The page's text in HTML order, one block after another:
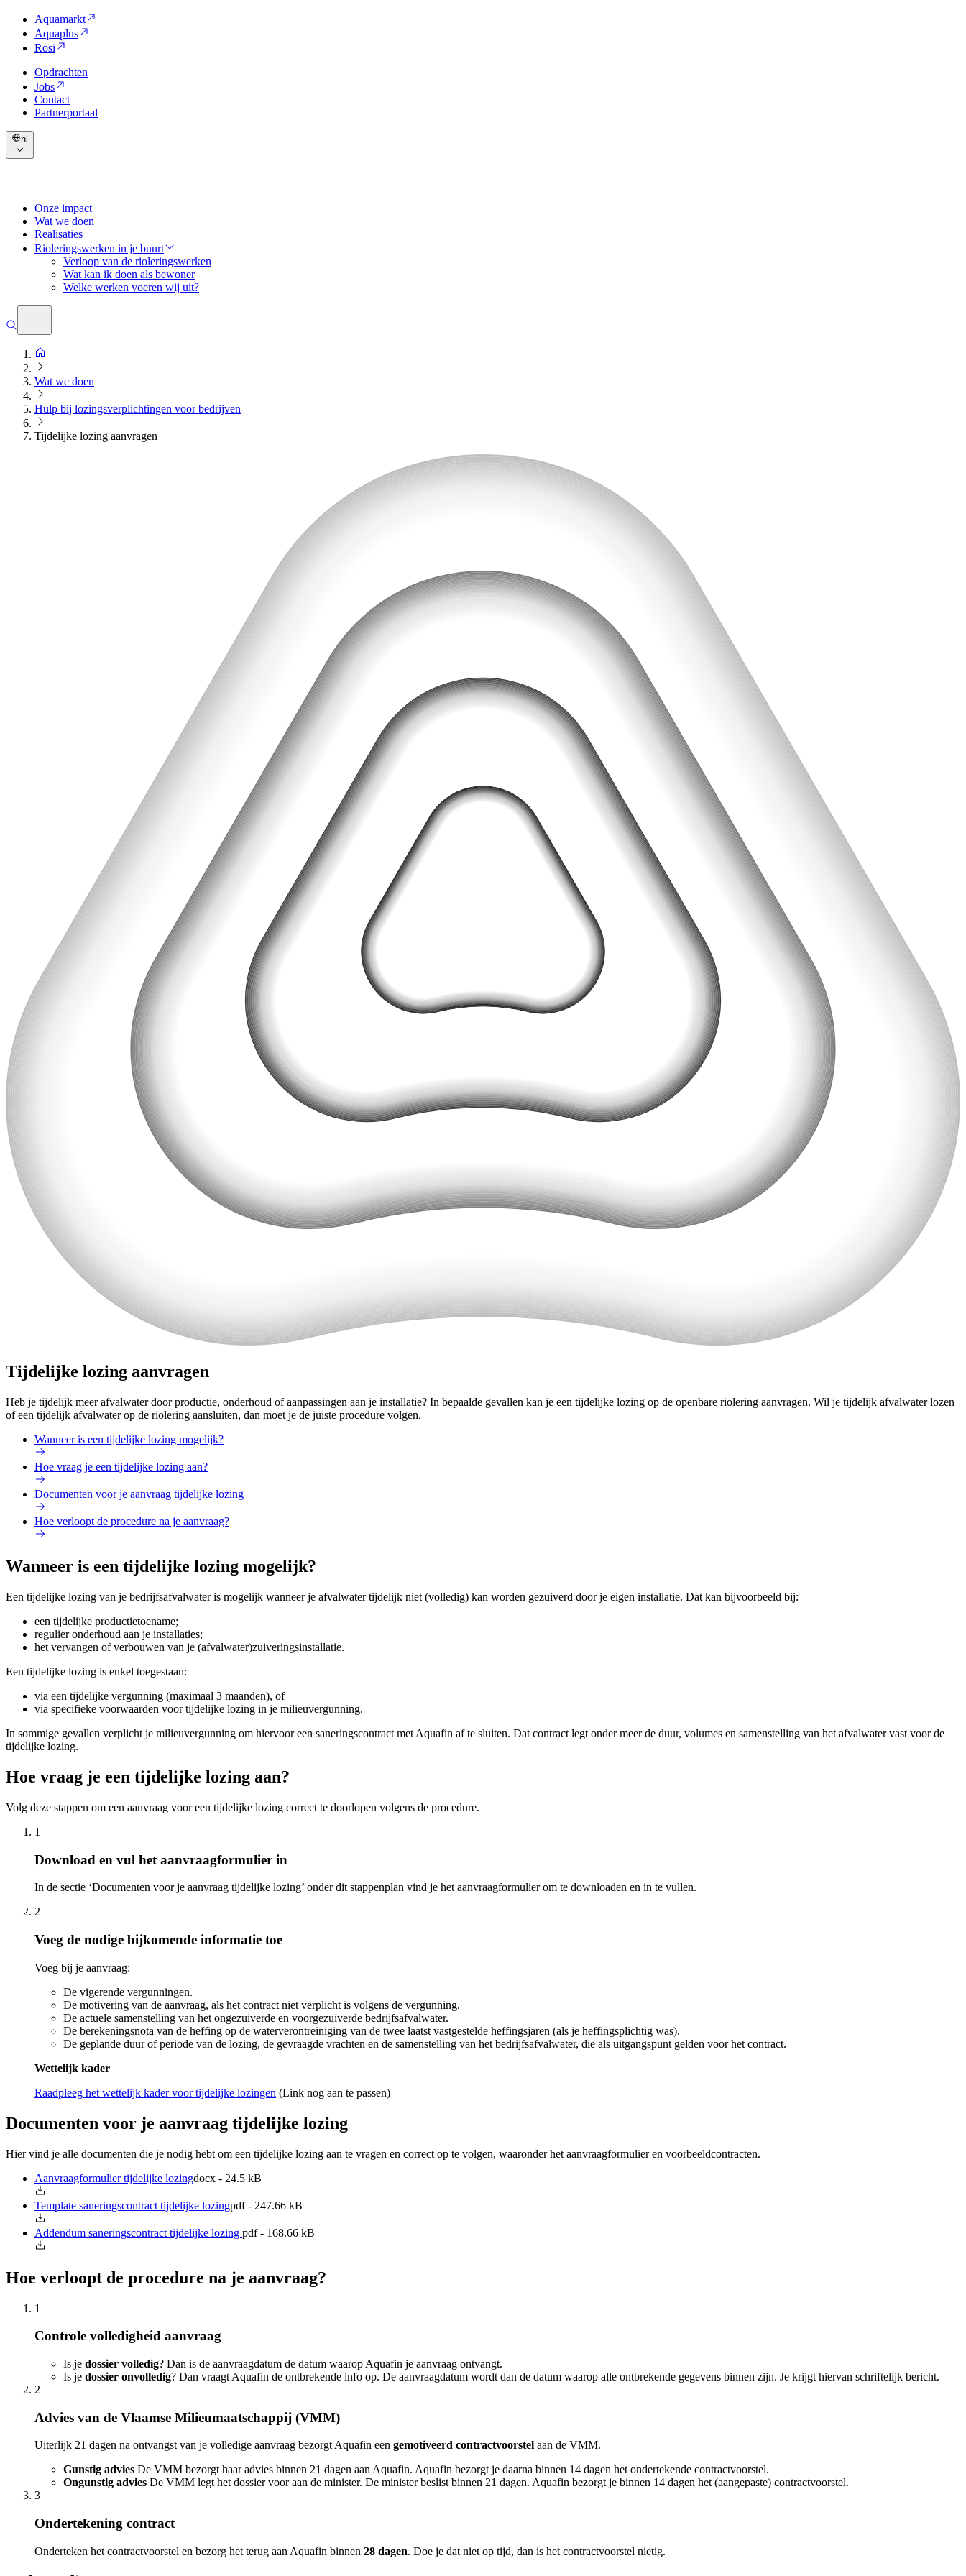
Aquamarkt
Aquaplus
Rosi
Opdrachten
Jobs
Contact
Partnerportaal
nl
Onze impact
Wat we doen
Realisaties
Rioleringswerken in je buurt
Verloop van de rioleringswerken
Wat kan ik doen als bewoner
Welke werken voeren wij uit?
Wat we doen
Hulp bij lozingsverplichtingen voor bedrijven
Tijdelijke lozing aanvragen
Tijdelijke lozing aanvragen
Heb je tijdelijk meer afvalwater door productie, onderhoud of aanpassingen aan je installatie? In bepaalde gevallen kan je een tijdelijke lozing op de openbare riolering aanvragen. Wil je tijdelijk afvalwater lozen
of een tijdelijk afvalwater op de riolering aansluiten, dan moet je de juiste procedure volgen.
Wanneer is een tijdelijke lozing mogelijk?
Hoe vraag je een tijdelijke lozing aan?
Documenten voor je aanvraag tijdelijke lozing
Hoe verloopt de procedure na je aanvraag?
Wanneer is een tijdelijke lozing mogelijk?
Een tijdelijke lozing van je bedrijfsafvalwater is mogelijk wanneer je afvalwater tijdelijk niet (volledig) kan worden gezuiverd door je eigen installatie. Dat kan bijvoorbeeld bij:
een tijdelijke productietoename;
regulier onderhoud aan je installaties;
het vervangen of verbouwen van je (afvalwater)zuiveringsinstallatie.
Een tijdelijke lozing is enkel toegestaan:
via een tijdelijke vergunning (maximaal 3 maanden), of
via specifieke voorwaarden voor tijdelijke lozing in je milieuvergunning.
In sommige gevallen verplicht je milieuvergunning om hiervoor een saneringscontract met Aquafin af te sluiten. Dat contract legt onder meer de duur, volumes en samenstelling van het afvalwater vast voor de
tijdelijke lozing.
Hoe vraag je een tijdelijke lozing aan?
Volg deze stappen om een aanvraag voor een tijdelijke lozing correct te doorlopen volgens de procedure.
1
Download en vul het aanvraagformulier in
In de sectie ‘Documenten voor je aanvraag tijdelijke lozing’ onder dit stappenplan vind je het aanvraagformulier om te downloaden en in te vullen.
2
Voeg de nodige bijkomende informatie toe
Voeg bij je aanvraag:
De vigerende vergunningen.
De motivering van de aanvraag, als het contract niet verplicht is volgens de vergunning.
De actuele samenstelling van het ongezuiverde en voorgezuiverde bedrijfsafvalwater.
De berekeningsnota van de heffing op de waterverontreiniging van de twee laatst vastgestelde heffingsjaren (als je heffingsplichtig was).
De geplande duur of periode van de lozing, de gevraagde vrachten en de samenstelling van het bedrijfsafvalwater, die als uitgangspunt gelden voor het contract.
Wettelijk kader
Raadpleeg het wettelijk kader voor tijdelijke lozingen (Link nog aan te passen)
Documenten voor je aanvraag tijdelijke lozing
Hier vind je alle documenten die je nodig hebt om een tijdelijke lozing aan te vragen en correct op te volgen, waaronder het aanvraagformulier en voorbeeldcontracten.
Aanvraagformulier tijdelijke lozingdocx - 24.5 kB
Template saneringscontract tijdelijke lozingpdf - 247.66 kB
Addendum saneringscontract tijdelijke lozing pdf - 168.66 kB
Hoe verloopt de procedure na je aanvraag?
1
Controle volledigheid aanvraag
Is je dossier volledig? Dan is de aanvraagdatum de datum waarop Aquafin je aanvraag ontvangt.
Is je dossier onvolledig? Dan vraagt Aquafin de ontbrekende info op. De aanvraagdatum wordt dan de datum waarop alle ontbrekende gegevens binnen zijn. Je krijgt hiervan schriftelijk bericht.
2
Advies van de Vlaamse Milieumaatschappij (VMM)
Uiterlijk 21 dagen na ontvangst van je volledige aanvraag bezorgt Aquafin een gemotiveerd contractvoorstel aan de VMM.
Gunstig advies De VMM bezorgt haar advies binnen 21 dagen aan Aquafin. Aquafin bezorgt je daarna binnen 14 dagen het ondertekende contractvoorstel.
Ongunstig advies De VMM legt het dossier voor aan de minister. De minister beslist binnen 21 dagen. Aquafin bezorgt je binnen 14 dagen het (aangepaste) contractvoorstel.
3
Ondertekening contract
Onderteken het contractvoorstel en bezorg het terug aan Aquafin binnen 28 dagen. Doe je dat niet op tijd, dan is het contractvoorstel nietig.